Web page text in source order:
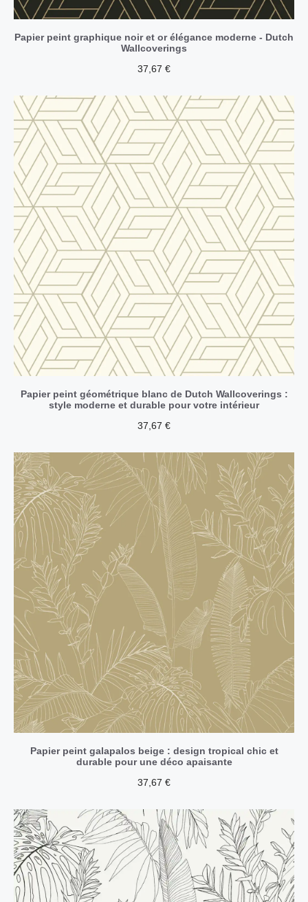
Papier peint graphique noir et or élégance moderne - Dutch
Wallcoverings
37,67 €
Papier peint géométrique blanc de Dutch Wallcoverings :
style moderne et durable pour votre intérieur
37,67 €
Papier peint galapalos beige : design tropical chic et
durable pour une déco apaisante
37,67 €